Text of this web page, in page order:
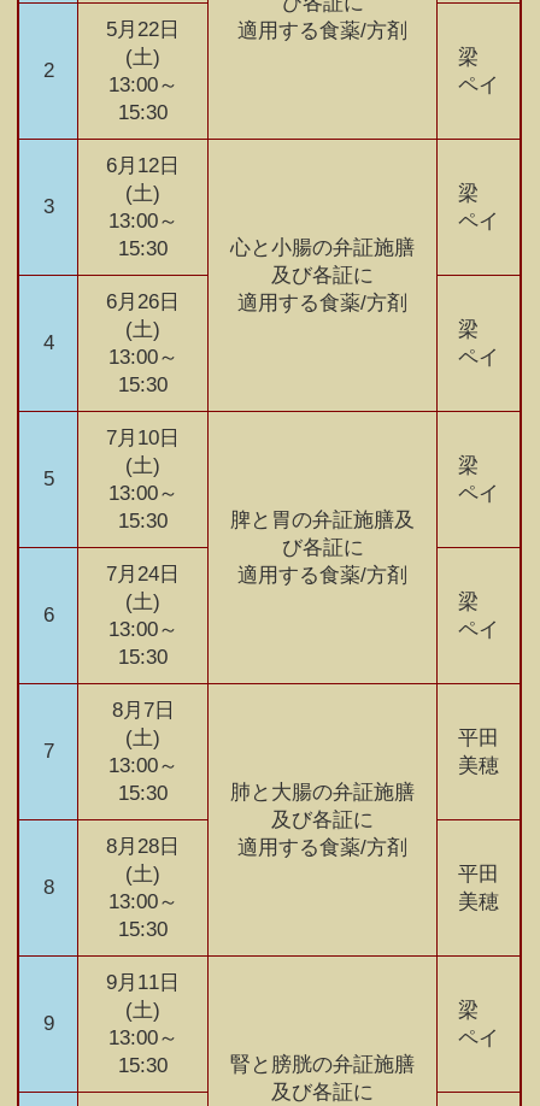
適用する食薬/方剤
2
5月22日
(土)
13:00～
15:30
梁
ペイ
3
6月12日
(土)
13:00～
15:30
心と小腸の弁証施膳
及び各証に
適用する食薬/方剤
梁
ペイ
4
6月26日
(土)
13:00～
15:30
梁
ペイ
5
7月10日
(土)
13:00～
15:30
脾と胃の弁証施膳及
び各証に
適用する食薬/方剤
梁
ペイ
6
7月24日
(土)
13:00～
15:30
梁
ペイ
7
8月7日
(土)
13:00～
15:30
肺と大腸の弁証施膳
及び各証に
適用する食薬/方剤
平田
美穂
8
8月28日
(土)
13:00～
15:30
平田
美穂
9
9月11日
(土)
13:00～
15:30
腎と膀胱の弁証施膳
及び各証に
梁
ペイ